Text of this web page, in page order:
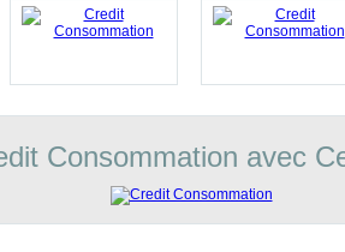
Consommation avec